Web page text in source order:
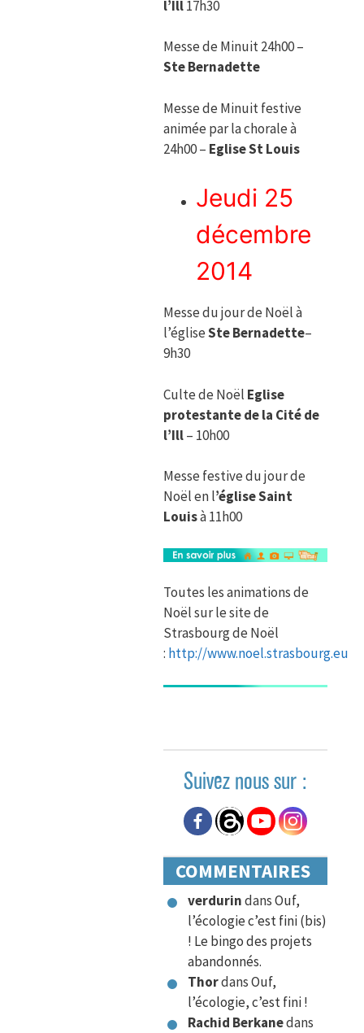
l’Ill17h30
Messe de Minuit 24h00 –
Ste Bernadette
Messe de Minuit festive
animée par la chorale à
24h00 – Eglise St Louis
Jeudi 25
décembre
2014
Messe du jour de Noël à
l’égliseSte Bernadette–
9h30
Culte de Noël Eglise
protestante de la Cité de
l’Ill– 10h00
Messe festive du jour de
Noël en l’église Saint
Louisà 11h00
Toutes les animations de
Noël sur le site de
Strasbourg de Noël
: http://www.noel.strasbourg.eu
Suivez nous sur :
COMMENTAIRES
verdurindansOuf,
l’écologie c’est fini (bis)
! Le bingo des projets
abandonnés.
ThordansOuf,
l’écologie, c’est fini !
Rachid Berkanedans